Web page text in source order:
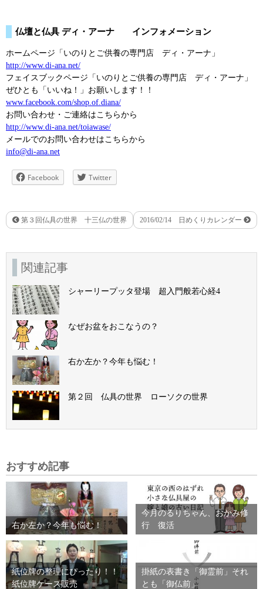
仏壇と仏具 ディ・アーナ インフォメーション
ホームページ「いのりとご供養の専門店 ディ・アーナ」
http://www.di-ana.net/
フェイスブックページ「いのりとご供養の専門店 ディ・アーナ」
ぜひとも「いいね！」お願いします！！
www.facebook.com/shop.of.diana/
お問い合わせ・ご連絡はこちらから
http://www.di-ana.net/toiawase/
メールでのお問い合わせはこちらから
info@di-ana.net
Facebook Twitter
第３回仏具の世界 十三仏の世界 2016/02/14 日めくりカレンダー
関連記事
シャーリープッタ登場 超入門般若心経4
なぜお盆をおこなうの？
右か左か？今年も悩む！
第２回 仏具の世界 ローソクの世界
おすすめ記事
右か左か？今年も悩む！
今月のるりちゃん、おかみ修
行 復活
紙位牌の整理にぴったり！！
紙位牌ケース販売
掛紙の表書き「御霊前」それ
とも「御仏前」